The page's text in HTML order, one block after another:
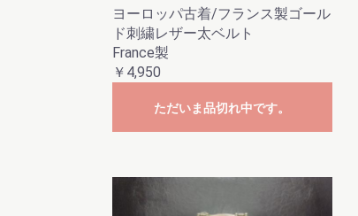
ヨーロッパ古着/フランス製ゴール
ド刺繍レザー太ベルト
France製
￥4,950
ただいま品切れ中です。